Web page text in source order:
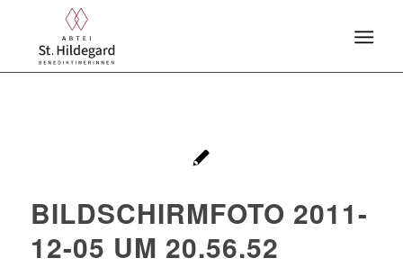
BILDSCHIRMFOTO 2011-
12-05 UM 20.56.52